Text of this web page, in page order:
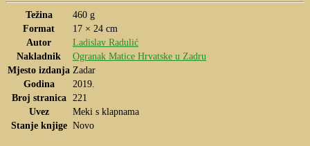
Težina
460 g
Format
17 × 24 cm
Autor
Ladislav Radulić
Nakladnik
Ogranak Matice Hrvatske u Zadru
Mjesto izdanja Zadar
Godina
2019.
Broj stranica
221
Uvez
Meki s klapnama
Stanje knjige Novo